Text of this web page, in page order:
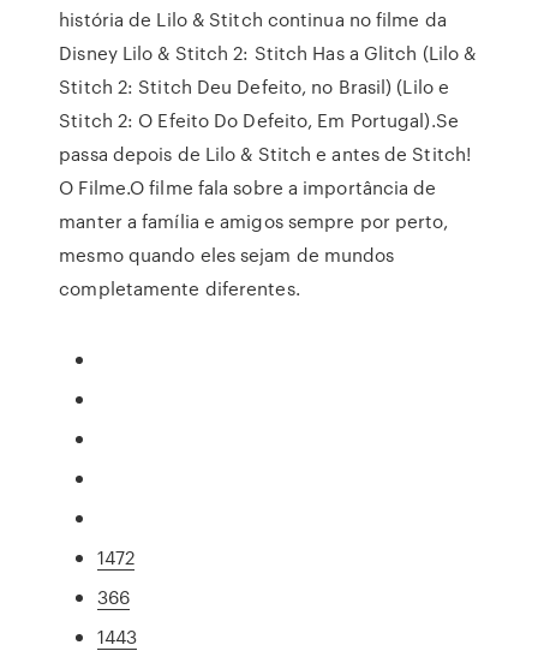
história de Lilo & Stitch continua no filme da
Disney Lilo & Stitch 2: Stitch Has a Glitch (Lilo &
Stitch 2: Stitch Deu Defeito, no Brasil) (Lilo e
Stitch 2: O Efeito Do Defeito, Em Portugal).Se
passa depois de Lilo & Stitch e antes de Stitch!
O Filme.O filme fala sobre a importância de
manter a família e amigos sempre por perto,
mesmo quando eles sejam de mundos
completamente diferentes.
1472
366
1443